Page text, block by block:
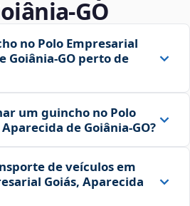
no Polo Empresarial
Goiânia‑GO perto de
um guincho no Polo
de Goiânia‑GO?
de veículos em
Goiás, Aparecida